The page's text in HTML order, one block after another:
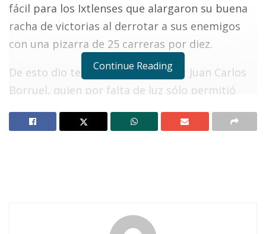
fácil para los Ixtlenses que alargaron su buena
racha de victorias al derrotar a sus enemigos
con una pizarra de 25 carreras por diez.
De esto dio testimonio el ampáyer Juan Carlos
Borruel, quien por falta de luz sólo permitió
el mánager Antonio Campos utilizó en el
en la campaña – y terminó el duelo Adán García.
Continue Reading